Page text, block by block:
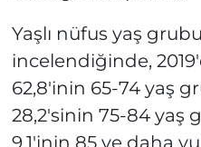
Yaşlı nüfus yaş
incelendiğinde,
62,8'inin 65-74 yaş
28,2'sinin 75-84 yaş
9,1'inin 85 ve daha